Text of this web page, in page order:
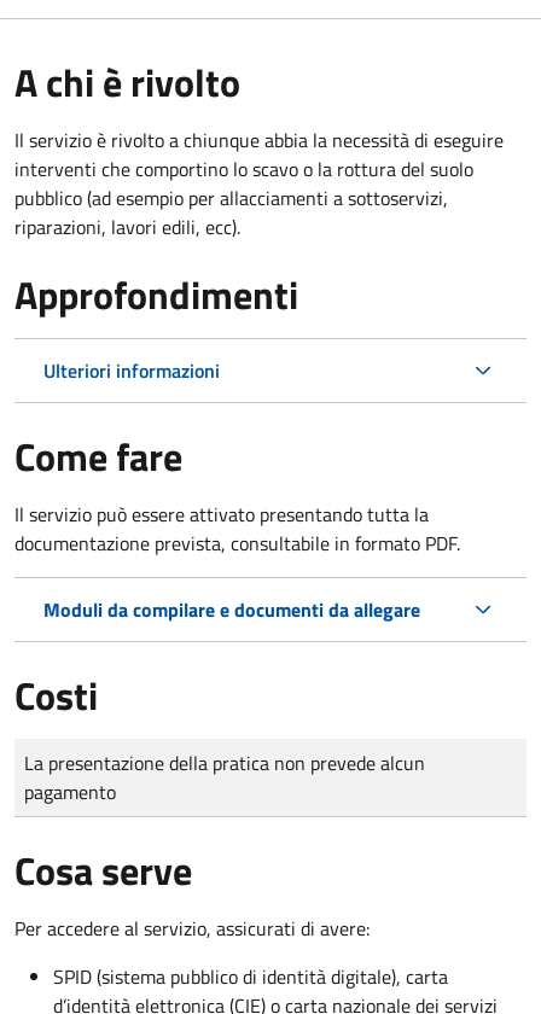
A chi è rivolto
Il servizio è rivolto a chiunque abbia la necessità di eseguire
interventi che comportino lo scavo o la rottura del suolo
pubblico (ad esempio per allacciamenti a sottoservizi,
riparazioni, lavori edili, ecc).
Approfondimenti
Ulteriori informazioni
Come fare
Il servizio può essere attivato presentando tutta la
documentazione prevista, consultabile in formato PDF.
Moduli da compilare e documenti da allegare
Costi
Tipo di pagamento
Importo
La presentazione della pratica non prevede alcun
pagamento
Cosa serve
Per accedere al servizio, assicurati di avere:
SPID (sistema pubblico di identità digitale), carta
d’identità elettronica (CIE) o carta nazionale dei servizi